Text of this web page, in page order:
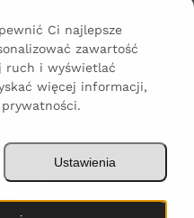
WrapHouse Szymon
Reserved
Ci najlepsze
zawartość
ruch i wyświetlać
więcej informacji,
Ustawienia